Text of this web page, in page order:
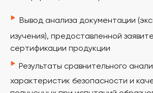
‣
Вывод анализа документации
изучения), предоставленной
сертификации продукции
‣ Результаты сравнительного
характеристик безопасности и
консультациюу наших
экспертов